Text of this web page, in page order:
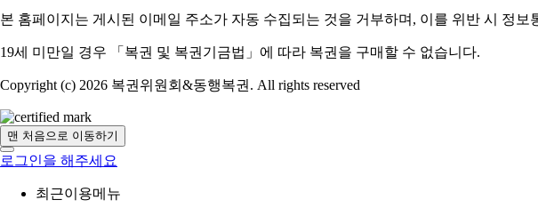
본 홈페이지는 게시된 이메일 주소가 자동 수집되는 것을 거부하며, 이를 위반 시 정보
19세 미만일 경우 「복권 및 복권기금법」에 따라 복권을 구매할 수 없습니다.
Copyright (c) 2026 복권위원회&동행복권. All rights reserved
맨 처음으로 이동하기
로그인을 해주세요
최근이용메뉴